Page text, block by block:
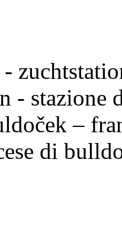
-
- stazione
–
di